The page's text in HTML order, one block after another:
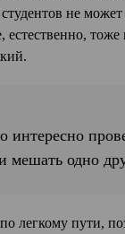
не
естественно,
мешать одно
легкому пути,